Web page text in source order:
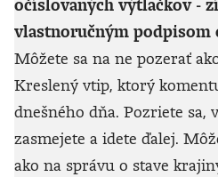
očíslovaných výtlačkov -
vlastnoručným podpisom
Môžete sa na ne pozerať
Kreslený vtip, ktorý
dnešného dňa. Pozriete sa,
zasmejete a idete ďalej.
ako na správu o stave